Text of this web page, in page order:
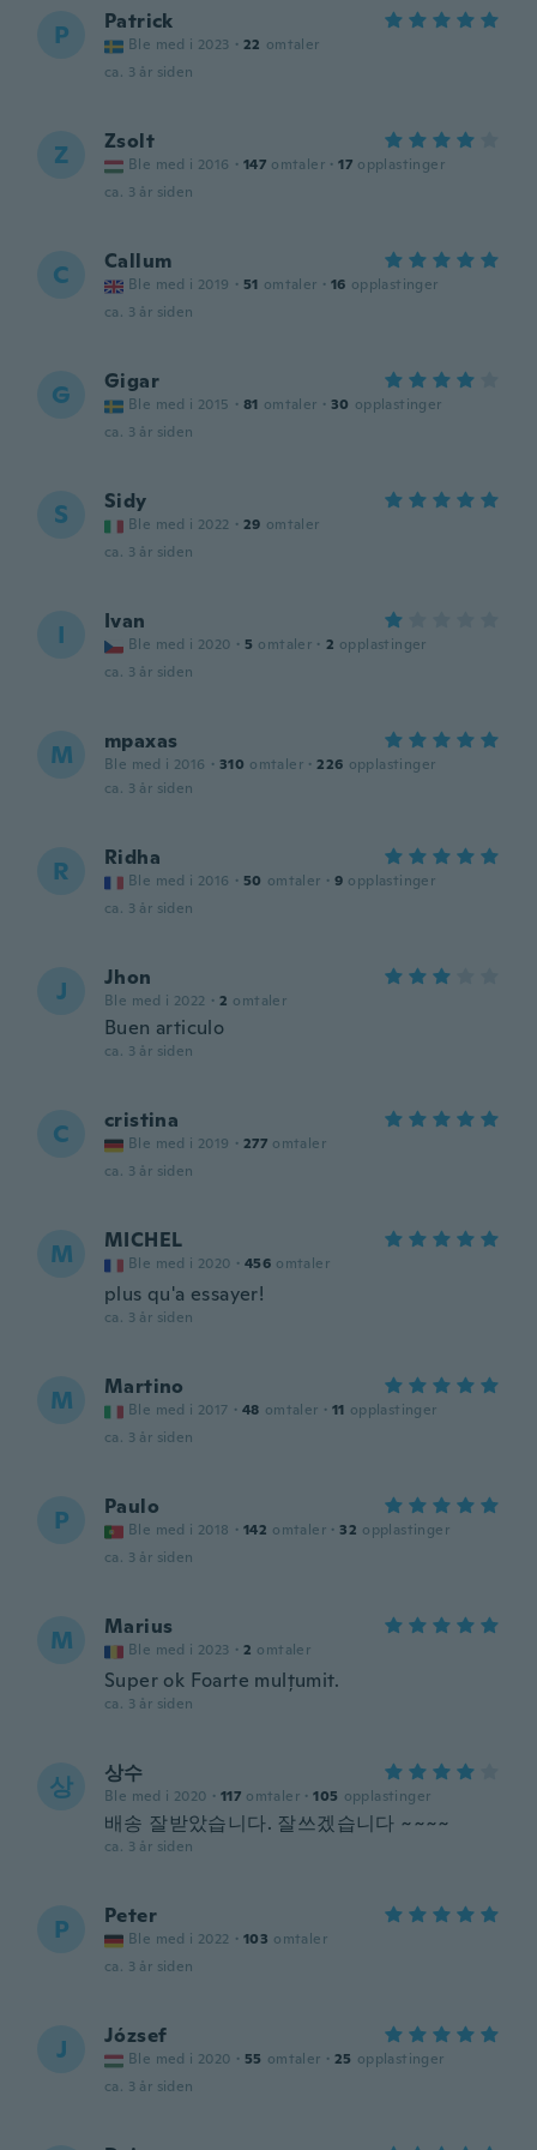
P Patrick
Ble med i 2023 · 22 omtaler
ca. 3 år siden
Z Zsolt
Ble med i 2016 · 147 omtaler · 17 opplastinger
ca. 3 år siden
C Callum
Ble med i 2019 · 51 omtaler · 16 opplastinger
ca. 3 år siden
G Gigar
Ble med i 2015 · 81 omtaler · 30 opplastinger
ca. 3 år siden
S Sidy
Ble med i 2022 · 29 omtaler
ca. 3 år siden
I Ivan
Ble med i 2020 · 5 omtaler · 2 opplastinger
ca. 3 år siden
M mpaxas
Ble med i 2016 · 310 omtaler · 226 opplastinger
ca. 3 år siden
R Ridha
Ble med i 2016 · 50 omtaler · 9 opplastinger
ca. 3 år siden
J Jhon
Ble med i 2022 · 2 omtaler
Buen articulo
ca. 3 år siden
C cristina
Ble med i 2019 · 277 omtaler
ca. 3 år siden
M MICHEL
Ble med i 2020 · 456 omtaler
plus qu'a essayer!
ca. 3 år siden
M Martino
Ble med i 2017 · 48 omtaler · 11 opplastinger
ca. 3 år siden
P Paulo
Ble med i 2018 · 142 omtaler · 32 opplastinger
ca. 3 år siden
M Marius
Ble med i 2023 · 2 omtaler
Super ok Foarte mulțumit.
ca. 3 år siden
상 상수
Ble med i 2020 · 117 omtaler · 105 opplastinger
배송 잘받았습니다. 잘쓰겠습니다 ~~~~
ca. 3 år siden
P Peter
Ble med i 2022 · 103 omtaler
ca. 3 år siden
J József
Ble med i 2020 · 55 omtaler · 25 opplastinger
ca. 3 år siden